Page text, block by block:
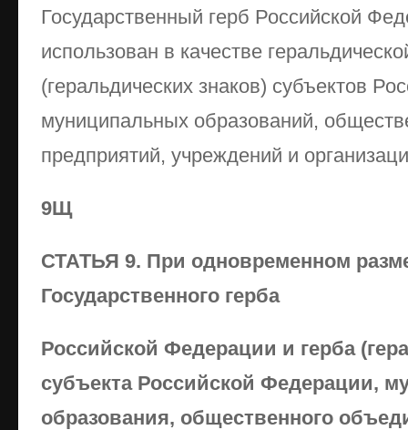
Государственный герб Российской
использован в качестве
(геральдических знаков) субъектов
муниципальных образований,
предприятий, учреждений и
9Щ
СТАТЬЯ 9. При одновременном
Государственного герба
Российской Федерации и герба
субъекта Российской Федерации,
образования, общественного